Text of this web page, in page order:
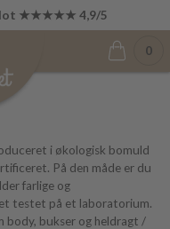
kr.★★★★★ 4,9/5
0
i økologisk bomuld
På den måde er du
farlige og
testet på et laboratorium.
body, bukser og heldragt /